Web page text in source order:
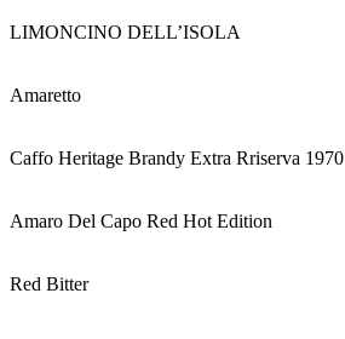
LIMONCINO DELL’ISOLA
Amaretto
Caffo Heritage Brandy Extra Rriserva 1970
Amaro Del Capo Red Hot Edition
Red Bitter